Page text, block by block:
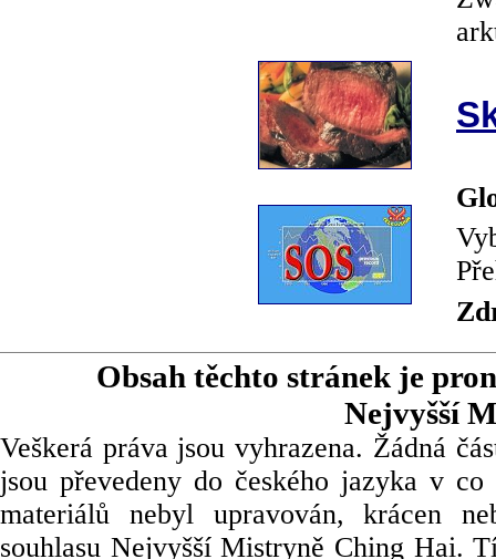
Obsah těchto stránek je
Nejvyšší
Veškerá práva jsou vyhrazena. Žádná
jsou převedeny do českého jazyka v
materiálů nebyl upravován, krácen
souhlasu Nejvyšší Mistryně Ching Hai.